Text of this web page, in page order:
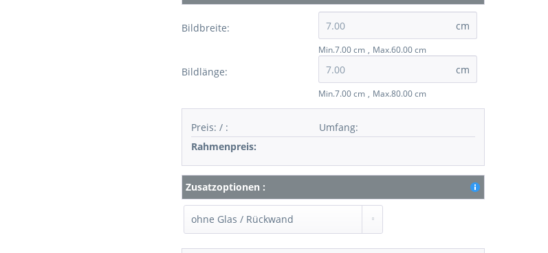
Bildbreite: cm
Min.7.00 cm Max.60.00 cm
Bildlänge: cm
Min.7.00 cm Max.80.00 cm
Preis: / : Umfang:
Rahmenpreis:
Zusatzoptionen :